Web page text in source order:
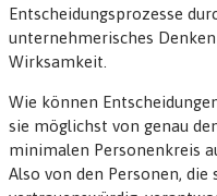
Entscheidungsprozesse
unternehmerisches
Wirksamkeit.
Wie können
sie möglichst von genau
minimalen Personenkreis
Also von den Personen,